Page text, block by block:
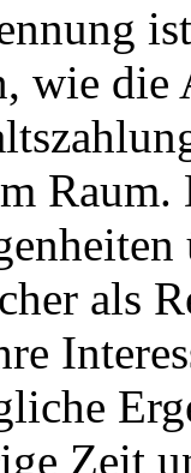
wie die
als
Zeit